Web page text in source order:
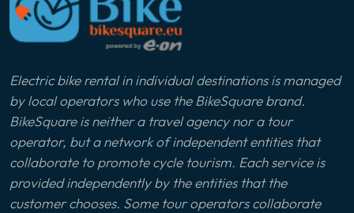
Electric bike rental in individual destinations is managed
by local operators who use the BikeSquare brand.
BikeSquare is neither a travel agency nor a tour
operator, but a network of independent entities that
collaborate to promote cycle tourism. Each service is
provided independently by the entities that the
customer chooses. Some tour operators collaborate